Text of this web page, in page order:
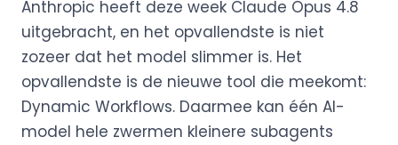
Anthropic heeft deze week Claude Opus 4.8
uitgebracht, en het opvallendste is niet
zozeer dat het model slimmer is. Het
opvallendste is de nieuwe tool die meekomt:
Dynamic Workflows. Daarmee kan één AI-
model hele zwermen kleinere subagents